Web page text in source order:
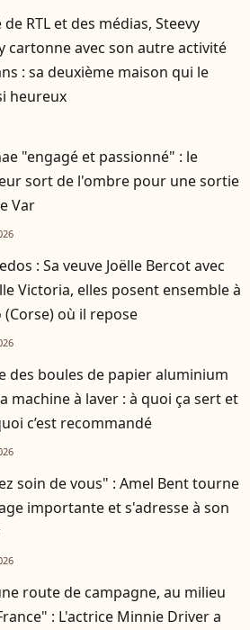
de RTL et des médias, Steevy
cartonne avec son autre activité
: sa deuxième maison qui le
heureux
"engagé et passionné" : le
sort de l'ombre pour une sortie
Var
: Sa veuve Joëlle Bercot avec
Victoria, elles posent ensemble à
(Corse) où il repose
des boules de papier aluminium
machine à laver : à quoi ça sert et
c’est recommandé
soin de vous" : Amel Bent tourne
importante et s'adresse à son
route de campagne, au milieu
: L'actrice Minnie Driver a